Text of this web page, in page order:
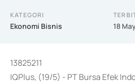
KATEGORI
Ekonomi Bisnis 18
13825211
IQPlus, (19/5) - PT Bursa Efek